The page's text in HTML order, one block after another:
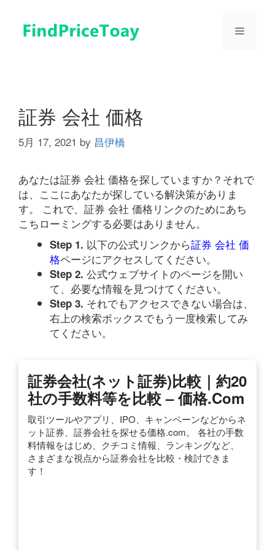
メ
証券 会社 価格
5月 17, 2021 by 昌伊橋
あなたは証券 会社 価格を探していますか？それで
は、ここにあなたが探している解決策がありま
す。 これで、証券 会社 価格リンクのためにあち
こちローミングする必要はありません。
Step 1. 以下の公式リンクから証券 会社 価
格ページにアクセスしてください。
Step 2. 公式ウェブサイトのページを開い
て、必要な情報を見つけてください。
Step 3. それでもアクセスできない場合は、
右上の検索ボックスでもう一度検索してみ
てください。
証券会社(ネット証券)比較｜約20
社の手数料等を比較 – 価格.com
取引ツールやアプリ、IPO、キャンペーンなどからネ
ット証券、証券会社を探せる価格.com。 各社の手数
料情報をはじめ、クチコミ情報、ランキングなど、
さまざまな視点から証券会社を比較・検討できま
す！